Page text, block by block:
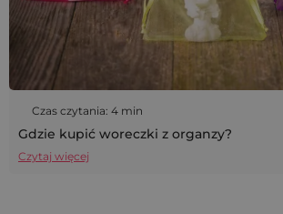
Czas czytania: 4 min
Gdzie kupić woreczki z organzy?
Czytaj więcej